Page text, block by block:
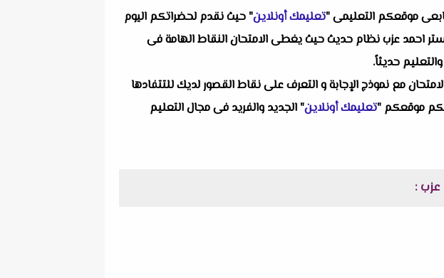
موقعكم التعليمى "تعليمك أونلاين" حيث نقدم لحضراتكم اليوم
انفراداتنا التعليمية ألا وهو اختبار كيمياء لغات بالاجابات للثانوية العامة 2022 مستر احمد عزب نظام حديث حيث يغطى الامتحان النقاط الهامة فى
حديثاً.
مع نموذج الإجابة و التعرف على نقاط القصور لديك للتتفادها
لكم موقعكم "تعليمك أونلاين" الجديد والفريد فى مجال التعليم